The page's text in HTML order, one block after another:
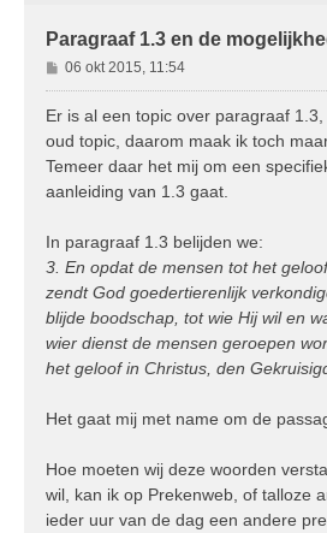
Paragraaf 1.3 en de
B
e
r
h
t
06 okt 2015, 11:54
Er is al een topic over paragraaf
oud topic, daarom maak ik toch
Temeer daar het mij om een
aanleiding van 1.3 gaat.
In paragraaf 1.3 belijden we:
3. En opdat de mensen tot het
zendt God goedertierenlijk
blijde boodschap, tot wie Hij wil en
wier dienst de mensen geroepen
het geloof in Christus, den
Het gaat mij met name om de
Hoe moeten wij deze woorden
wil, kan ik op Prekenweb, of talloze
ieder uur van de dag een andere